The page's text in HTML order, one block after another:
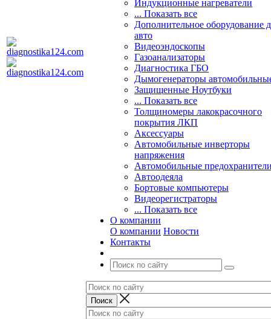
Индукционные нагреватели
... Показать все
Дополнительное оборудование
авто
Видеоэндоскопы
Газоанализаторы
Диагностика ГБО
Дымогенераторы
Защищенные Ноутбуки
... Показать все
Толщиномеры лакокрасочного
покрытия ЛКП
Аксессуары
Автомобильные инверторы
напряжения
Автомобильные
Автоодеяла
Бортовые компьютеры
Видеорегистраторы
... Показать все
О компании
О компании Новости
Контакты